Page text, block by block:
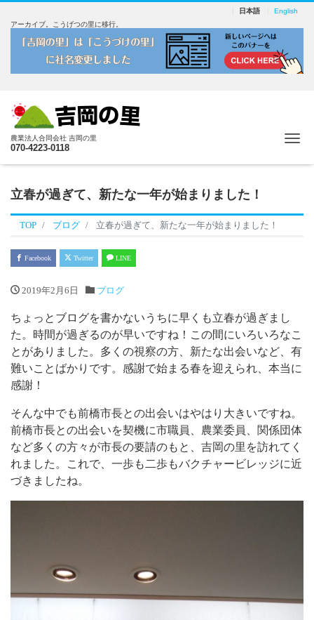
日本語
English
アーカイブ。こうげつの里に移行。
農業法人合同会社 吉岡の里
070-4223-0118
立春が過ぎて、新たな一年が始まりました！
TOP ブログ 立春が過ぎて、新たな一年が始まりました！
Facebook Twitter LINE
2019年2月6日 ブログ
ちょっとブログを書かないうちに早くも立春が過ぎまし
た。時間が過ぎるのが早いですね！この間にいろいろなこ
とがありました。多くの視察の方、新たな出会いなど、有
難いことばかりです。感謝で始まる春を迎えられ、本当に
感謝！
そんな中でも前橋市長との出会いはやはり大きいですね。
前橋市長との出会いを契機に市職員、農業委員、関係団体
など多くの方々が市長の要請のもと、吉岡の里を訪れてく
れました。これで、一歩も二歩もバクチャービレッジに近
づきましたね。